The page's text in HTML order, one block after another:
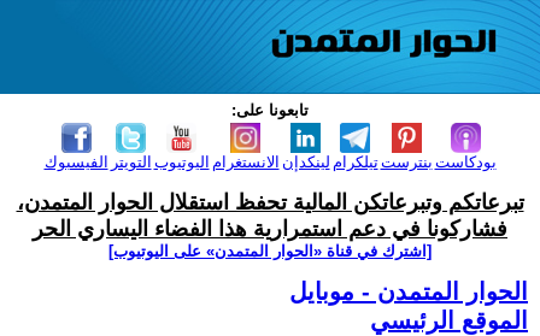
تابعونا على:
الفيسبوك التويتر اليوتيوب الانستغرام لينكدإن تيلكرامبنترست بودكاست
تبرعاتكم وتبرعاتكن المالية تحفظ استقلال الحوار المتمدن،
فشاركونا في دعم استمرارية هذا الفضاء اليساري الحر
[اشترك في قناة ‫«الحوار المتمدن» على اليوتيوب]
الحوار المتمدن - موبايل
الموقع الرئيسي